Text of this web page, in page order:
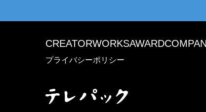
CREATORWORKSAWARD
プライバシーポリシー